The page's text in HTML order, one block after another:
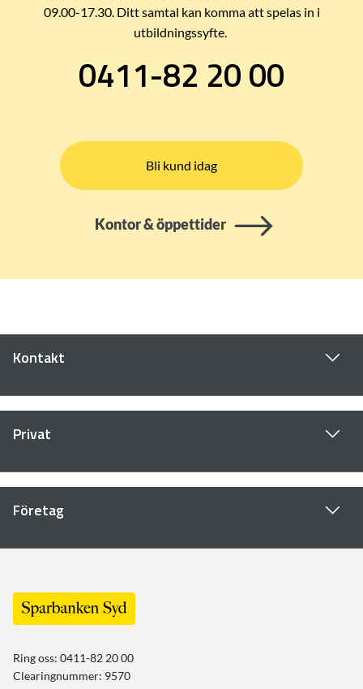
09.00-17.30. Ditt samtal kan komma att spelas in i
utbildningssyfte.
0411-82 20 00
Bli kund idag
Kontor & öppettider
Kontakt
Privat
Företag
Ring oss: 0411-82 20 00
Clearingnummer: 9570